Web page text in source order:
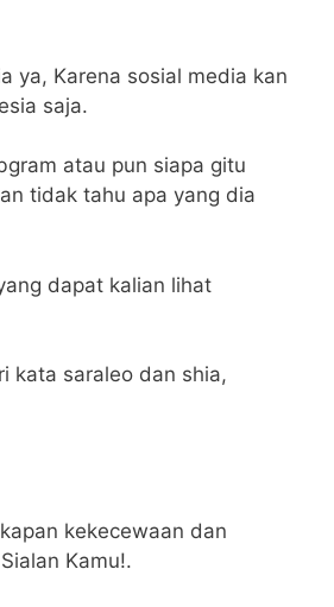
ya, Karena sosial media kan
saja.
atau pun siapa gitu
tidak tahu apa yang dia
dapat kalian lihat
kata saraleo dan shia,
kekecewaan dan
Kamu!.